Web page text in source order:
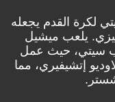
لكرة القدم يجعله
يلعب ميشيل
سيتي، حيث عمل
إتشيفيري، مما